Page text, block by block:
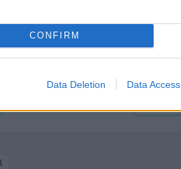
CONFIRM
Data Deletion Data Access